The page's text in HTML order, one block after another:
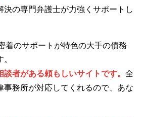
決の専門弁護士が力強くサポートし
着のサポートが特色の大手の債務
者がある頼もしいサイトです。 全
事務所が対応してくれるので、あな